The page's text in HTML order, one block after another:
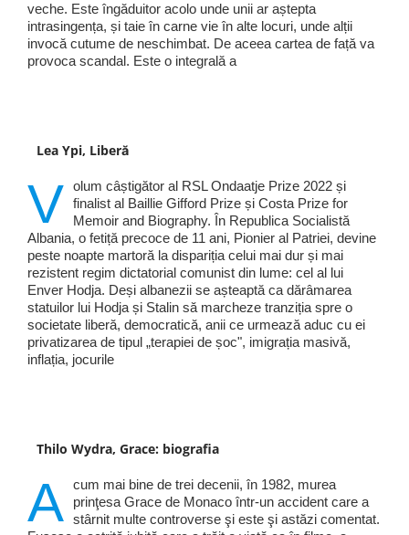
veche. Este îngăduitor acolo unde unii ar aștepta
intrasingența, și taie în carne vie în alte locuri, unde alții
invocă cutume de neschimbat. De aceea cartea de față va
provoca scandal. Este o integrală a
Lea Ypi, Liberă
V olum câștigător al RSL Ondaatje Prize 2022 și
finalist al Baillie Gifford Prize și Costa Prize for
Memoir and Biography. În Republica Socialistă
Albania, o fetiță precoce de 11 ani, Pionier al Patriei, devine
peste noapte martoră la dispariția celui mai dur și mai
rezistent regim dictatorial comunist din lume: cel al lui
Enver Hodja. Deși albanezii se așteaptă ca dărâmarea
statuilor lui Hodja și Stalin să marcheze tranziția spre o
societate liberă, democratică, anii ce urmează aduc cu ei
privatizarea de tipul „terapiei de șoc", imigrația masivă,
inflația, jocurile
Thilo Wydra, Grace: biografia
A cum mai bine de trei decenii, în 1982, murea
prinţesa Grace de Monaco într-un accident care a
stârnit multe controverse şi este şi astăzi comentat.